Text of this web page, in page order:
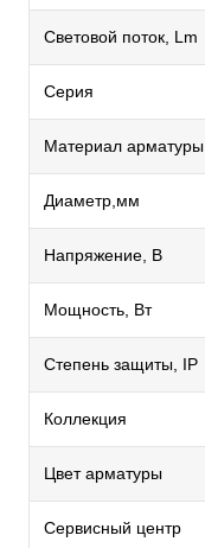
Световой поток, Lm
Серия
Материал арматуры
Диаметр,мм
Напряжение, В
Мощность, Вт
Степень защиты, IP
Коллекция
Цвет арматуры
Сервисный центр